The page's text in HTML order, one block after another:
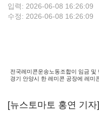
입력: 2026-06-08 16:26:09
수정: 2026-06-08 16:26:09
전국레미콘운송노동조합이 임금
경기 안양시 한 레미콘 공장에 레미
[뉴스토마토 홍연 기